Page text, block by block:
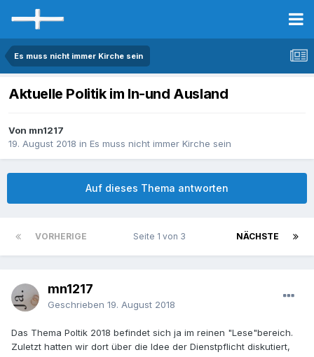
Es muss nicht immer Kirche sein
Aktuelle Politik im In-und Ausland
Von mn1217
19. August 2018 in Es muss nicht immer Kirche sein
Auf dieses Thema antworten
VORHERIGE NÄCHSTE
Seite 1 von 3
mn1217
Geschrieben 19. August 2018
Das Thema Poltik 2018 befindet sich ja im reinen "Lese"bereich.
Zuletzt hatten wir dort über die Idee der Dienstpflicht diskutiert,